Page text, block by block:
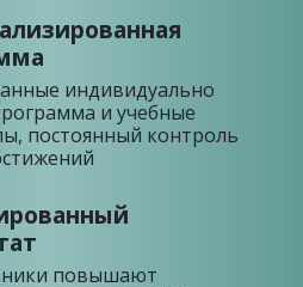
индивидуально
и учебные
постоянный контроль
повышают